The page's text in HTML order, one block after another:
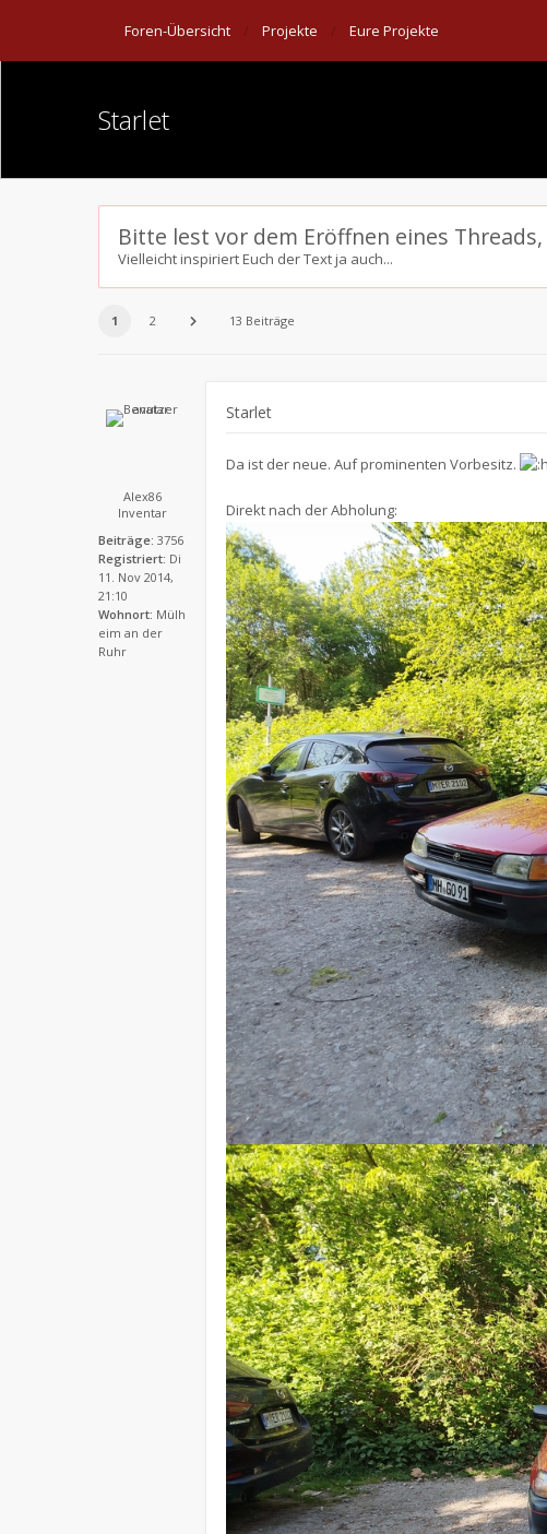
Foren-Übersicht Projekte Eure Projekte
Starlet
Bitte lest vor dem Eröffnen eines Threads,
Vielleicht inspiriert Euch der Text ja auch...
1 2 13 Beiträge
Alex86
Inventar
Beiträge: 3756
Registriert: Di
11. Nov 2014,
21:10
Wohnort: Mülh
eim an der
Ruhr
Starlet
Da ist der neue. Auf prominenten Vorbesitz.
Direkt nach der Abholung: